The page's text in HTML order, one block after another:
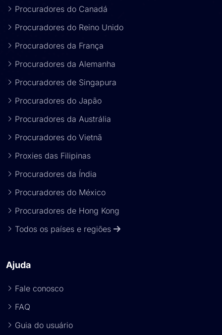
Procuradores do Canadá
Procuradores do Reino Unido
Procuradores da França
Procuradores da Alemanha
Procuradores de Singapura
Procuradores do Japão
Procuradores da Austrália
Procuradores do Vietnã
Proxies das Filipinas
Procuradores da Índia
Procuradores do México
Procuradores de Hong Kong
Todos os países e regiões
Ajuda
Fale conosco
FAQ
Guia do usuário